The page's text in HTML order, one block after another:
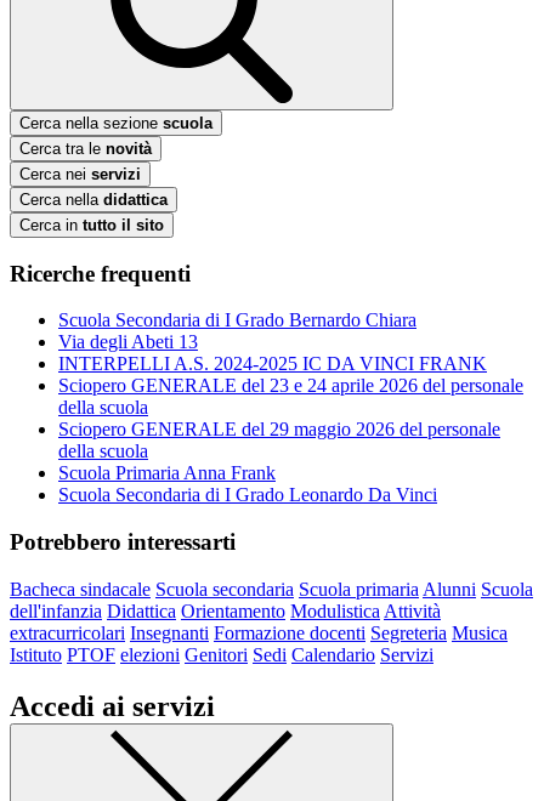
Cerca nella sezione scuola
Cerca tra le novità
Cerca nei servizi
Cerca nella didattica
Cerca in tutto il sito
Ricerche frequenti
Scuola Secondaria di I Grado Bernardo Chiara
Via degli Abeti 13
INTERPELLI A.S. 2024-2025 IC DA VINCI FRANK
Sciopero GENERALE del 23 e 24 aprile 2026 del personale
della scuola
Sciopero GENERALE del 29 maggio 2026 del personale
della scuola
Scuola Primaria Anna Frank
Scuola Secondaria di I Grado Leonardo Da Vinci
Potrebbero interessarti
Bacheca sindacale Scuola secondaria Scuola primaria Alunni Scuola
dell'infanzia Didattica Orientamento Modulistica Attività
extracurricolari Insegnanti Formazione docenti Segreteria Musica
Istituto PTOF elezioni Genitori Sedi Calendario Servizi
Accedi ai servizi